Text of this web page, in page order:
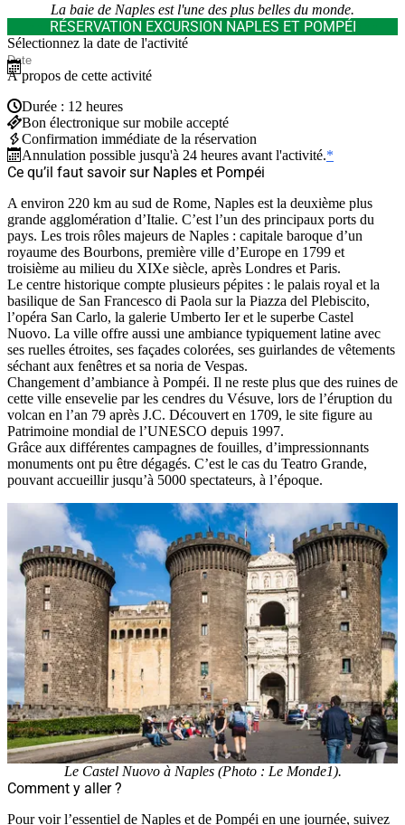
La baie de Naples est l'une des plus belles du monde.
RÉSERVATION EXCURSION NAPLES ET POMPÉI
Sélectionnez la date de l'activité
À propos de cette activité
Durée : 12 heures
Bon électronique sur mobile accepté
Confirmation immédiate de la réservation
Annulation possible jusqu'à 24 heures avant l'activité.*
Ce qu’il faut savoir sur Naples et Pompéi
A environ 220 km au sud de Rome, Naples est la deuxième plus
grande agglomération d’Italie. C’est l’un des principaux ports du
pays. Les trois rôles majeurs de Naples : capitale baroque d’un
royaume des Bourbons, première ville d’Europe en 1799 et
troisième au milieu du XIXe siècle, après Londres et Paris.
Le centre historique compte plusieurs pépites : le palais royal et la
basilique de San Francesco di Paola sur la Piazza del Plebiscito,
l’opéra San Carlo, la galerie Umberto Ier et le superbe Castel
Nuovo. La ville offre aussi une ambiance typiquement latine avec
ses ruelles étroites, ses façades colorées, ses guirlandes de vêtements
séchant aux fenêtres et sa noria de Vespas.
Changement d’ambiance à Pompéi. Il ne reste plus que des ruines de
cette ville ensevelie par les cendres du Vésuve, lors de l’éruption du
volcan en l’an 79 après J.C. Découvert en 1709, le site figure au
Patrimoine mondial de l’UNESCO depuis 1997.
Grâce aux différentes campagnes de fouilles, d’impressionnants
monuments ont pu être dégagés. C’est le cas du Teatro Grande,
pouvant accueillir jusqu’à 5000 spectateurs, à l’époque.
Le Castel Nuovo à Naples (Photo : Le Monde1).
Comment y aller ?
Pour voir l’essentiel de Naples et de Pompéi en une journée, suivez